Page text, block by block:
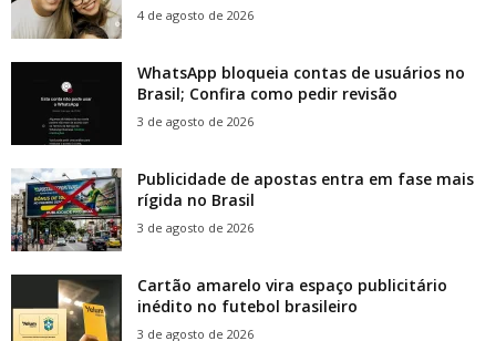
4 de agosto de 2026
WhatsApp bloqueia contas de usuários no
Brasil; Confira como pedir revisão
3 de agosto de 2026
Publicidade de apostas entra em fase mais
rígida no Brasil
3 de agosto de 2026
Cartão amarelo vira espaço publicitário
inédito no futebol brasileiro
3 de agosto de 2026